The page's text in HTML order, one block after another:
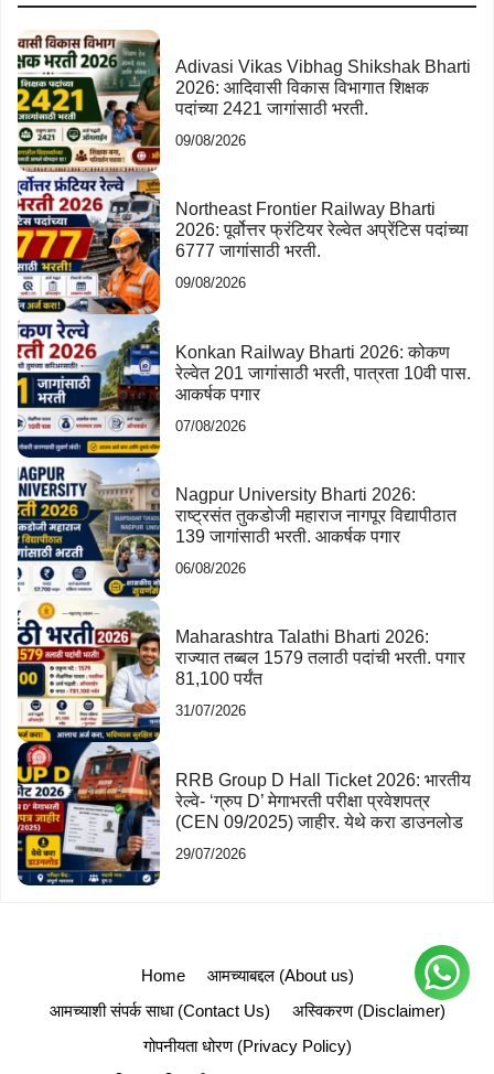
Adivasi Vikas Vibhag Shikshak Bharti
2026: आदिवासी विकास विभागात शिक्षक
पदांच्या 2421 जागांसाठी भरती.
09/08/2026
Northeast Frontier Railway Bharti
2026: पूर्वोत्तर फ्रंटियर रेल्वेत अप्रेंटिस पदांच्या
6777 जागांसाठी भरती.
09/08/2026
Konkan Railway Bharti 2026: कोकण
रेल्वेत 201 जागांसाठी भरती, पात्रता 10वी पास.
आकर्षक पगार
07/08/2026
Nagpur University Bharti 2026:
राष्ट्रसंत तुकडोजी महाराज नागपूर विद्यापीठात
139 जागांसाठी भरती. आकर्षक पगार
06/08/2026
Maharashtra Talathi Bharti 2026:
राज्यात तब्बल 1579 तलाठी पदांची भरती. पगार
81,100 पर्यंत
31/07/2026
RRB Group D Hall Ticket 2026: भारतीय
रेल्वे- ‘ग्रुप D’ मेगाभरती परीक्षा प्रवेशपत्र
(CEN 09/2025) जाहीर. येथे करा डाउनलोड
29/07/2026
Home
आमच्याबद्दल (About us)
आमच्याशी संपर्क साधा (Contact Us)
अस्विकरण (Disclaimer)
गोपनीयता धोरण (Privacy Policy)